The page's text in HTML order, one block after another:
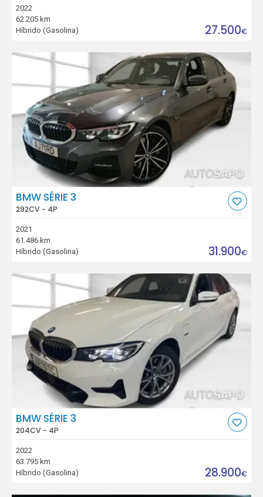
2022
62.205 km
Híbrido (Gasolina)
27.500€
BMW SÉRIE 3
292CV - 4P
2021
61.486 km
Híbrido (Gasolina)
31.900€
BMW SÉRIE 3
204CV - 4P
2022
63.795 km
Híbrido (Gasolina)
28.900€